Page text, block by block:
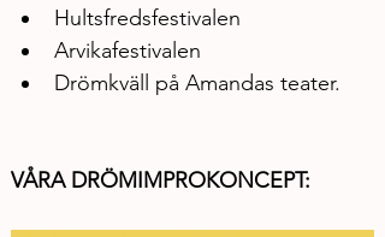
Hultsfredsfestivalen
Arvikafestivalen
Drömkväll på Amandas teater.
VÅRA DRÖMIMPROKONCEPT: